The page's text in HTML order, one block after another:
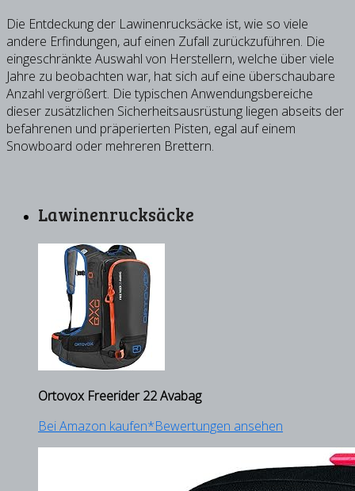
Die Entdeckung der Lawinenrucksäcke ist, wie so viele
andere Erfindungen, auf einen Zufall zurückzuführen. Die
eingeschränkte Auswahl von Herstellern, welche über viele
Jahre zu beobachten war, hat sich auf eine überschaubare
Anzahl vergrößert. Die typischen Anwendungsbereiche
dieser zusätzlichen Sicherheitsausrüstung liegen abseits der
befahrenen und präperierten Pisten, egal auf einem
Snowboard oder mehreren Brettern.
Lawinenrucksäcke
Ortovox Freerider 22 Avabag
Bei Amazon kaufen*Bewertungen ansehen